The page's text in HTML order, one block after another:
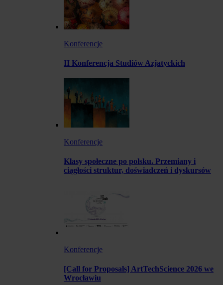
Konferencje
II Konferencja Studiów Azjatyckich
Konferencje
Klasy społeczne po polsku. Przemiany i
ciągłości struktur, doświadczeń i dyskursów
Konferencje
[Call for Proposals] ArtTechScience 2026 we
Wrocławiu